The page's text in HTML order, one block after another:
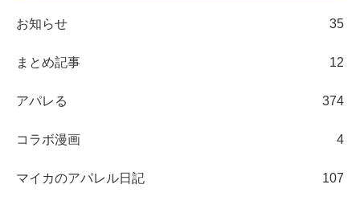
お知らせ 35
まとめ記事 12
アパレる 374
コラボ漫画 4
マイカのアパレル日記 107